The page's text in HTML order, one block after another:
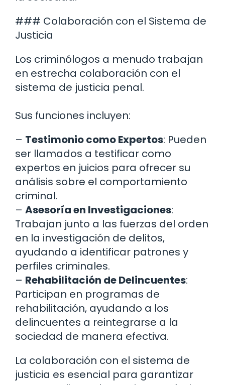
### Colaboración con el Sistema de
Justicia
Los criminólogos a menudo trabajan
en estrecha colaboración con el
sistema de justicia penal.
Sus funciones incluyen:
– Testimonio como Expertos: Pueden
ser llamados a testificar como
expertos en juicios para ofrecer su
análisis sobre el comportamiento
criminal.
– Asesoría en Investigaciones:
Trabajan junto a las fuerzas del orden
en la investigación de delitos,
ayudando a identificar patrones y
perfiles criminales.
– Rehabilitación de Delincuentes:
Participan en programas de
rehabilitación, ayudando a los
delincuentes a reintegrarse a la
sociedad de manera efectiva.
La colaboración con el sistema de
justicia es esencial para garantizar